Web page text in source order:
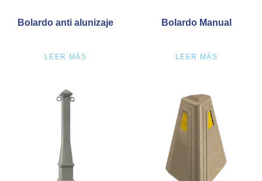
Bolardo anti alunizaje
LEER MÁS
Bolardo Manual
LEER MÁS